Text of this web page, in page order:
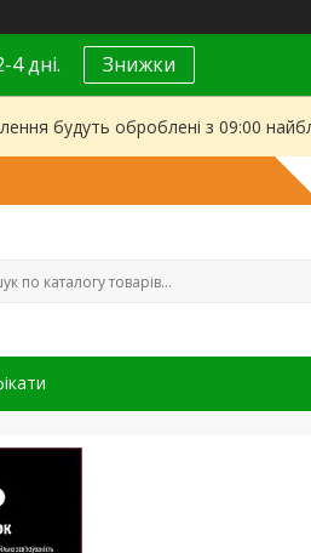
4 дні. Знижки
будуть оброблені з 09:00